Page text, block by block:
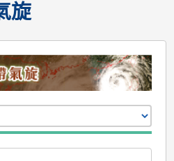
旋